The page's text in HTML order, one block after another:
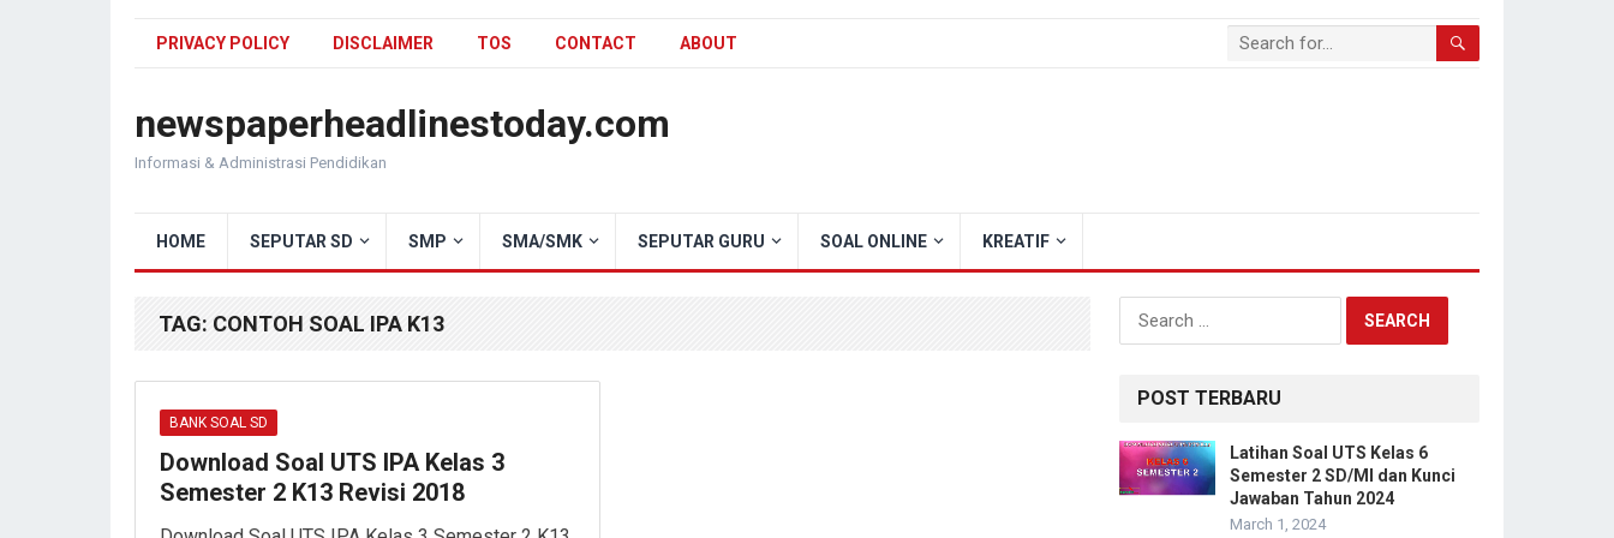
PRIVACY POLICY DISCLAIMER TOS CONTACT ABOUT
newspaperheadlinestoday.com
Informasi & Administrasi Pendidikan
HOME SEPUTAR SD SMP SMA/SMK SEPUTAR GURU SOAL ONLINE KREATIF
TAG: CONTOH SOAL IPA K13
BANK SOAL SD
Download Soal UTS IPA Kelas 3
Semester 2 K13 Revisi 2018
Search
for:
POST TERBARU
Latihan Soal UTS Kelas 6
Semester 2 SD/MI dan Kunci
Jawaban Tahun 2024
March 1, 2024